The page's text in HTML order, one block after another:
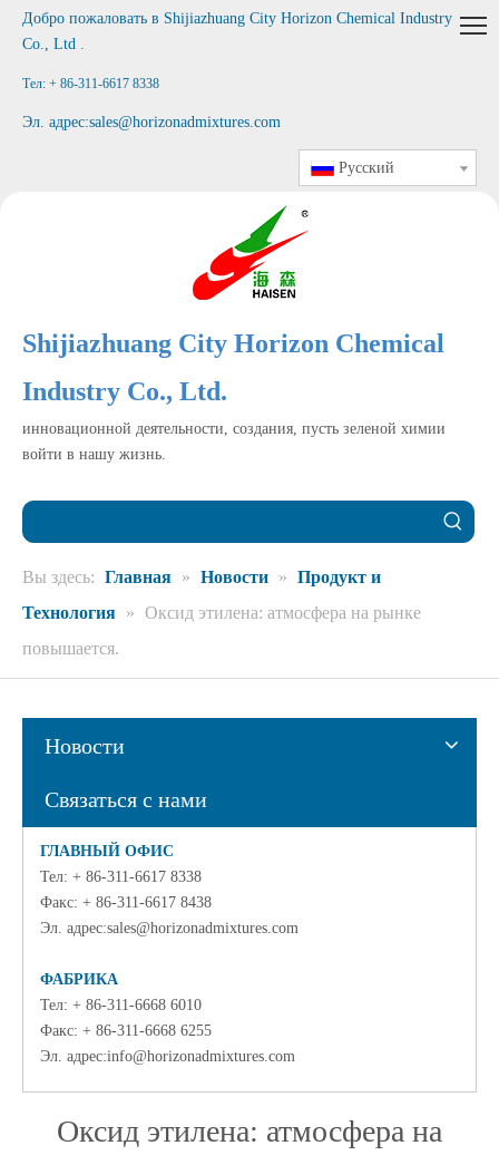
Добро пожаловать в Shijiazhuang City Horizon Chemical Industry
Co., Ltd .
Тел: + 86-311-6617 8338
Эл. адрес:sales@horizonadmixtures.com
Pусский
Shijiazhuang City Horizon Chemical
Industry Co., Ltd.
инновационной деятельности, создания, пусть зеленой химии
войти в нашу жизнь.
Вы здесь: Главная » Новости » Продукт и
Технология » Оксид этилена: атмосфера на рынке
повышается.
Новости
Связаться с нами
ГЛАВНЫЙ ОФИС
Тел: + 86-311-6617 8338
Факс: + 86-311-6617 8438
Эл. адрес:sales@horizonadmixtures.com
ФАБРИКА
Тел: + 86-311-6668 6010
Факс: + 86-311-6668 6255
Эл. адрес:info@horizonadmixtures.com
Оксид этилена: атмосфера на